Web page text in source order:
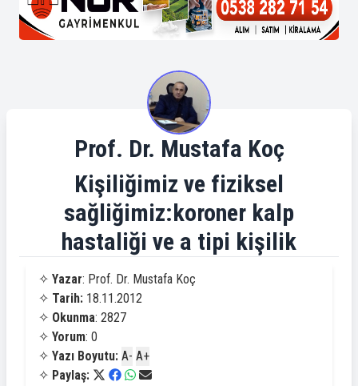
Prof. Dr. Mustafa Koç
Kişiliğimiz ve fiziksel
sağliğimiz:koroner kalp
hastaliği ve a tipi kişilik
✧ Yazar: Prof. Dr. Mustafa Koç
✧ Tarih: 18.11.2012
✧ Okunma: 2827
✧ Yorum: 0
✧ Yazı Boyutu: A- A+
✧ Paylaş: